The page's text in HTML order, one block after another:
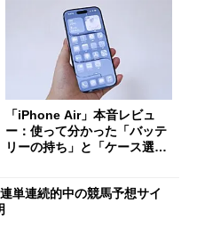
「iPhone Air」本音レビュ
ー：使って分かった「バッテ
リーの持ち」と「ケース選
連単連続的中の競馬予想サイ